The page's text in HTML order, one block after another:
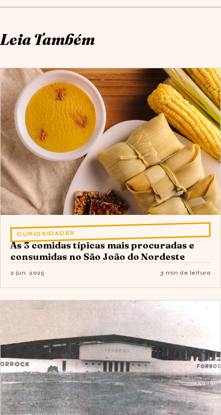
Leia Também
CURIOSIDADES
As 3 comidas típicas mais procuradas e
consumidas no São João do Nordeste
2 jun. 2025 3 min de leitura